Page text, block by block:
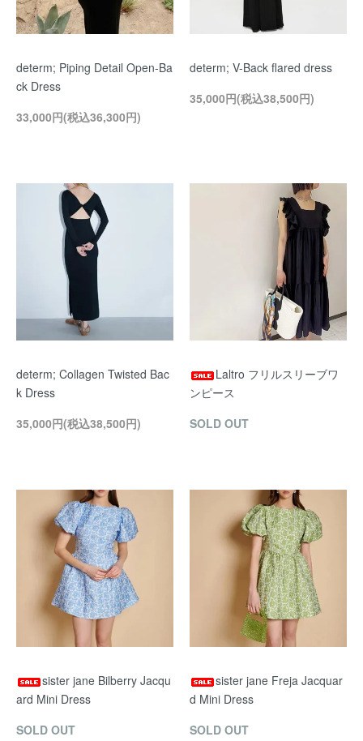
determ; Piping Detail Open-Ba
ck Dress
33,000円(税込36,300円)
determ; V-Back flared dress
35,000円(税込38,500円)
determ; Collagen Twisted Bac
k Dress
35,000円(税込38,500円)
Laltro フリルスリーブワ
ンピース
SOLD OUT
sister jane Bilberry Jacqu
ard Mini Dress
SOLD OUT
sister jane Freja Jacquar
d Mini Dress
SOLD OUT